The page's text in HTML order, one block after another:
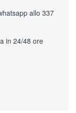
allo 337
in 24/48 ore